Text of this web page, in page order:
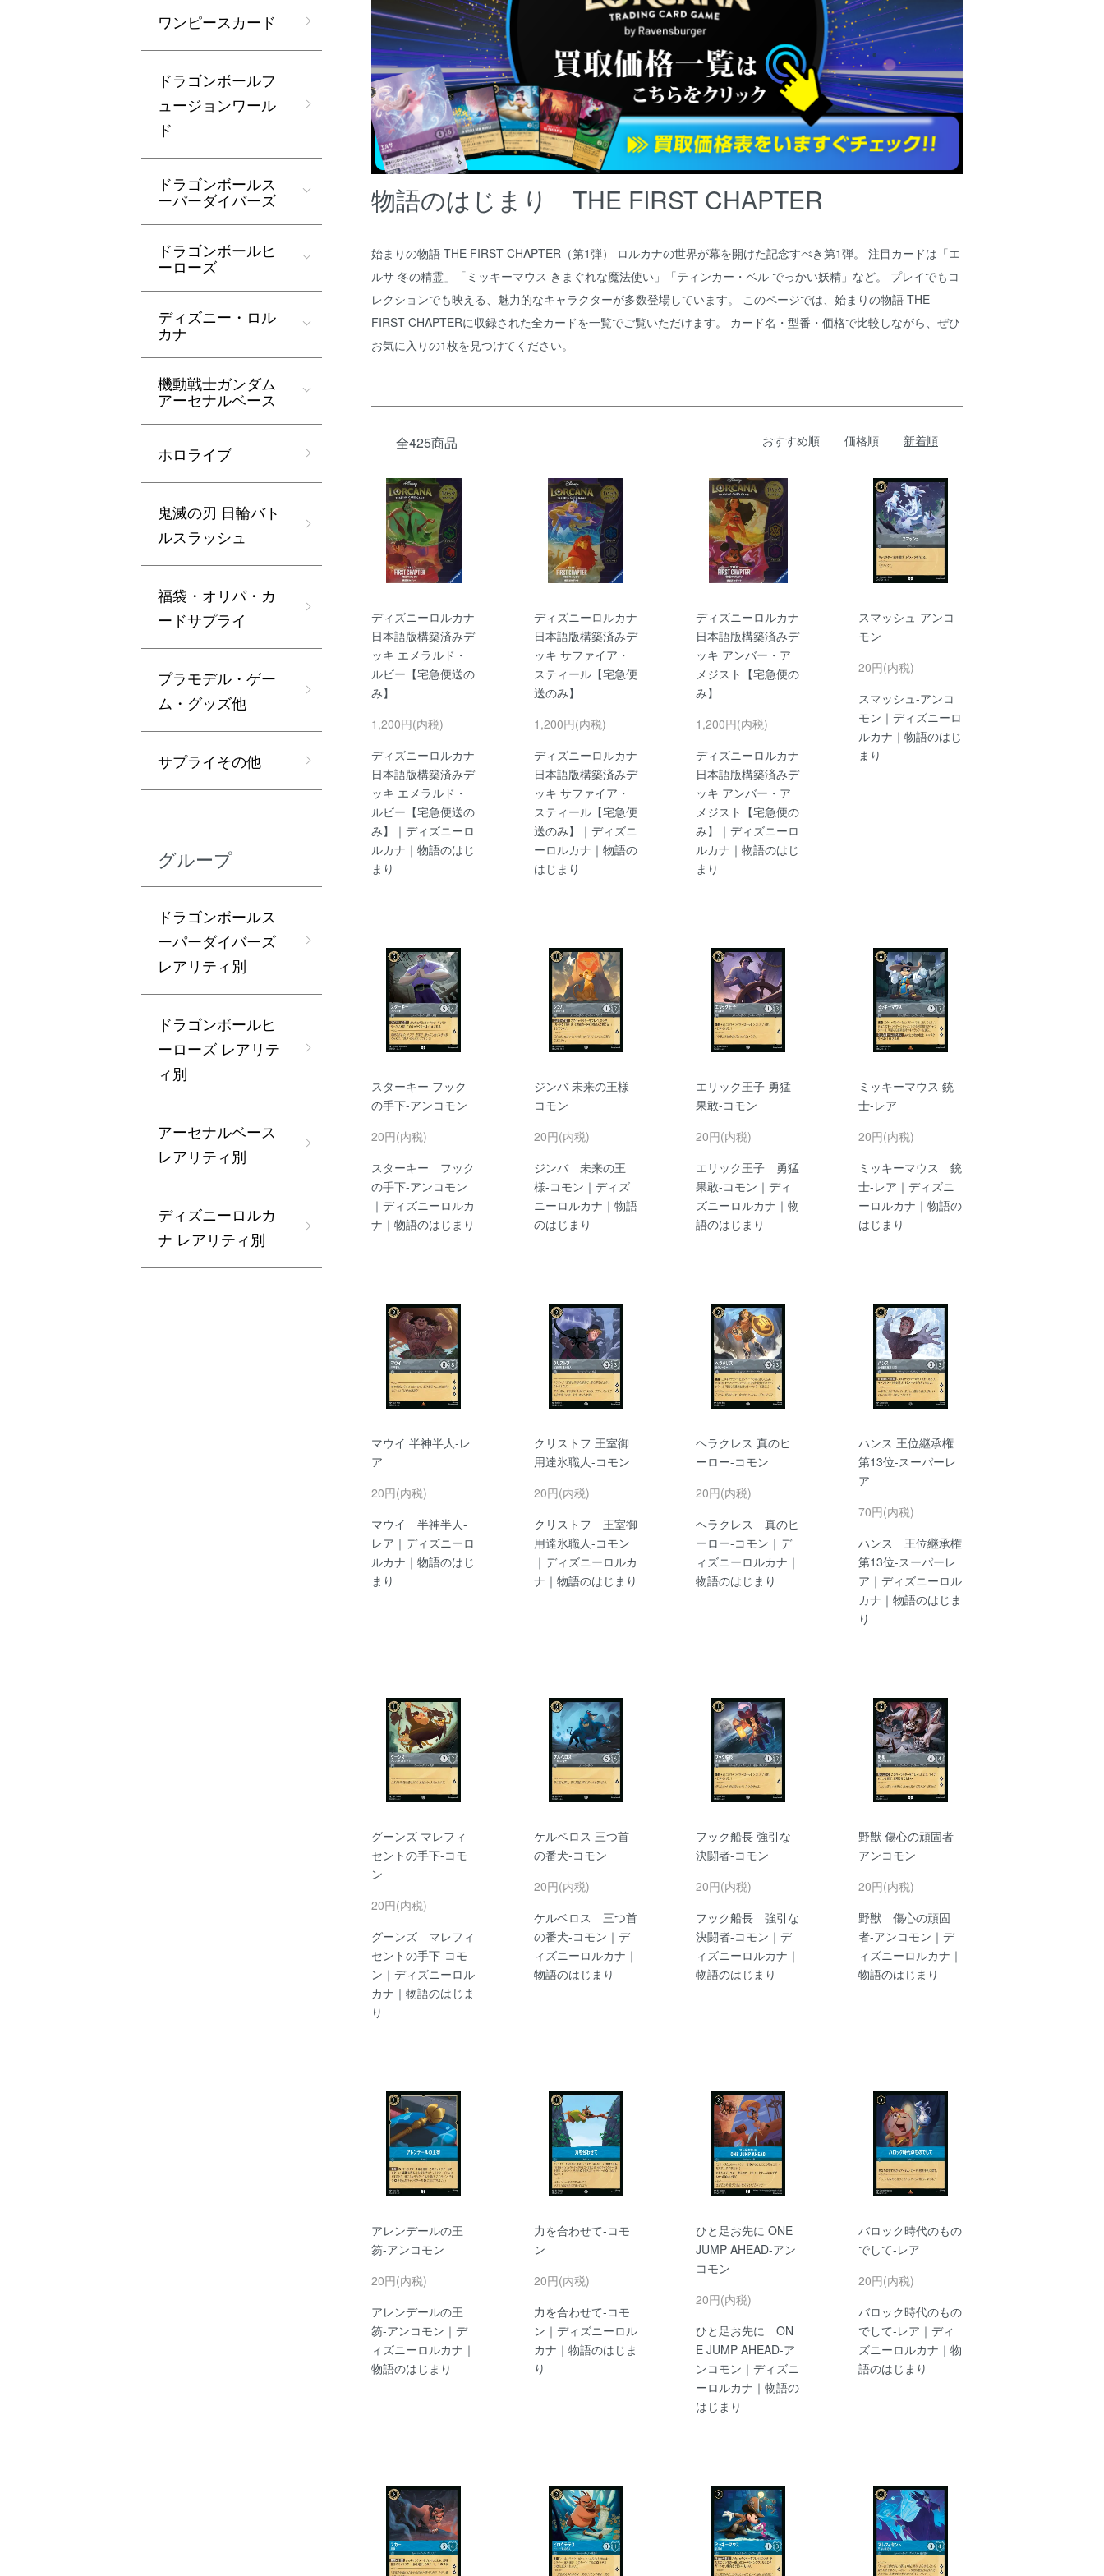
物語のはじまり THE FIRST CHAPTER
始まりの物語 THE FIRST CHAPTER（第1弾） ロルカナの世界が幕を開けた記念すべき第1弾。 注目カードは「エ
ルサ 冬の精霊」「ミッキーマウス きまぐれな魔法使い」「ティンカー・ベル でっかい妖精」など。 プレイでもコ
レクションでも映える、魅力的なキャラクターが多数登場しています。 このページでは、始まりの物語 THE
FIRST CHAPTERに収録された全カードを一覧でご覧いただけます。 カード名・型番・価格で比較しながら、ぜひ
お気に入りの1枚を見つけてください。
全425商品 おすすめ順 価格順 新着順
ディズニーロルカナ
日本語版構築済みデ
ッキ エメラルド・
ルビー【宅急便送の
み】
1,200円(内税)
ディズニーロルカナ
日本語版構築済みデ
ッキ エメラルド・
ルビー【宅急便送の
み】｜ディズニーロ
ルカナ｜物語のはじ
まり
ディズニーロルカナ
日本語版構築済みデ
ッキ サファイア・
スティール【宅急便
送のみ】
1,200円(内税)
ディズニーロルカナ
日本語版構築済みデ
ッキ サファイア・
スティール【宅急便
送のみ】｜ディズニ
ーロルカナ｜物語の
はじまり
ディズニーロルカナ
日本語版構築済みデ
ッキ アンバー・ア
メジスト【宅急便の
み】
1,200円(内税)
ディズニーロルカナ
日本語版構築済みデ
ッキ アンバー・ア
メジスト【宅急便の
み】｜ディズニーロ
ルカナ｜物語のはじ
まり
スマッシュ-アンコ
モン
20円(内税)
スマッシュ-アンコ
モン｜ディズニーロ
ルカナ｜物語のはじ
まり
スターキー フック
の手下-アンコモン
20円(内税)
スターキー フック
の手下-アンコモン
｜ディズニーロルカ
ナ｜物語のはじまり
ジンバ 未来の王様-
コモン
20円(内税)
ジンバ 未来の王
様-コモン｜ディズ
ニーロルカナ｜物語
のはじまり
エリック王子 勇猛
果敢-コモン
20円(内税)
エリック王子 勇猛
果敢-コモン｜ディ
ズニーロルカナ｜物
語のはじまり
ミッキーマウス 銃
士-レア
20円(内税)
ミッキーマウス 銃
士-レア｜ディズニ
ーロルカナ｜物語の
はじまり
マウイ 半神半人-レ
ア
20円(内税)
マウイ 半神半人-
レア｜ディズニーロ
ルカナ｜物語のはじ
まり
クリストフ 王室御
用達氷職人-コモン
20円(内税)
クリストフ 王室御
用達氷職人-コモン
｜ディズニーロルカ
ナ｜物語のはじまり
ヘラクレス 真のヒ
ーロー-コモン
20円(内税)
ヘラクレス 真のヒ
ーロー-コモン｜デ
ィズニーロルカナ｜
物語のはじまり
ハンス 王位継承権
第13位-スーパーレ
ア
70円(内税)
ハンス 王位継承権
第13位-スーパーレ
ア｜ディズニーロル
カナ｜物語のはじま
り
グーンズ マレフィ
セントの手下-コモ
ン
20円(内税)
グーンズ マレフィ
セントの手下-コモ
ン｜ディズニーロル
カナ｜物語のはじま
り
ケルベロス 三つ首
の番犬-コモン
20円(内税)
ケルベロス 三つ首
の番犬-コモン｜デ
ィズニーロルカナ｜
物語のはじまり
フック船長 強引な
決闘者-コモン
20円(内税)
フック船長 強引な
決闘者-コモン｜デ
ィズニーロルカナ｜
物語のはじまり
野獣 傷心の頑固者-
アンコモン
20円(内税)
野獣 傷心の頑固
者-アンコモン｜デ
ィズニーロルカナ｜
物語のはじまり
アレンデールの王
笏-アンコモン
20円(内税)
アレンデールの王
笏-アンコモン｜デ
ィズニーロルカナ｜
物語のはじまり
力を合わせて-コモ
ン
20円(内税)
力を合わせて-コモ
ン｜ディズニーロル
カナ｜物語のはじま
り
ひと足お先に ONE
JUMP AHEAD-アン
コモン
20円(内税)
ひと足お先に ON
E JUMP AHEAD-ア
ンコモン｜ディズニ
ーロルカナ｜物語の
はじまり
バロック時代のもの
でして-レア
20円(内税)
バロック時代のもの
でして-レア｜ディ
ズニーロルカナ｜物
語のはじまり
ワンピースカード
ドラゴンボールフ
ュージョンワール
ド
ドラゴンボールス
ーパーダイバーズ
ドラゴンボールヒ
ーローズ
ディズニー・ロル
カナ
機動戦士ガンダム
アーセナルベース
ホロライブ
鬼滅の刃 日輪バト
ルスラッシュ
福袋・オリパ・カ
ードサプライ
プラモデル・ゲー
ム・グッズ他
サプライその他
グループ
ドラゴンボールス
ーパーダイバーズ
レアリティ別
ドラゴンボールヒ
ーローズ レアリテ
ィ別
アーセナルベース
レアリティ別
ディズニーロルカ
ナ レアリティ別